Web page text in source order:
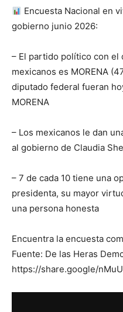
Encuesta Nacional en
gobierno junio 2026:
– El partido político con el
mexicanos es MORENA
diputado federal fueran
MORENA
– ⁠Los mexicanos le dan
al gobierno de Claudia
– ⁠7 de cada 10 tiene una
presidenta, su mayor
una persona honesta
Encuentra la encuesta
Fuente: De las Heras
https://share.google/